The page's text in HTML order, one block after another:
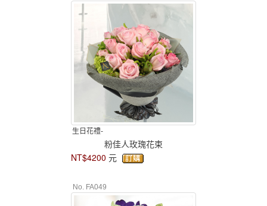
生日花禮-
粉佳人玫瑰花束
NT$4200 元
No. FA049